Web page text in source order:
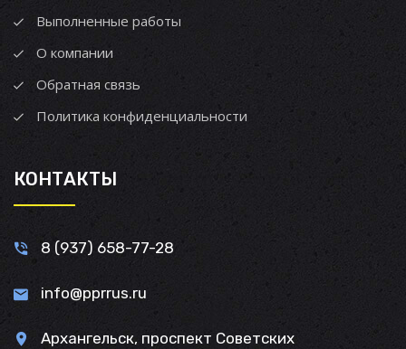
Выполненные работы
О компании
Обратная связь
Политика конфиденциальности
КОНТАКТЫ
8 (937) 658-77-28
info@pprrus.ru
Архангельск, проспект Советских